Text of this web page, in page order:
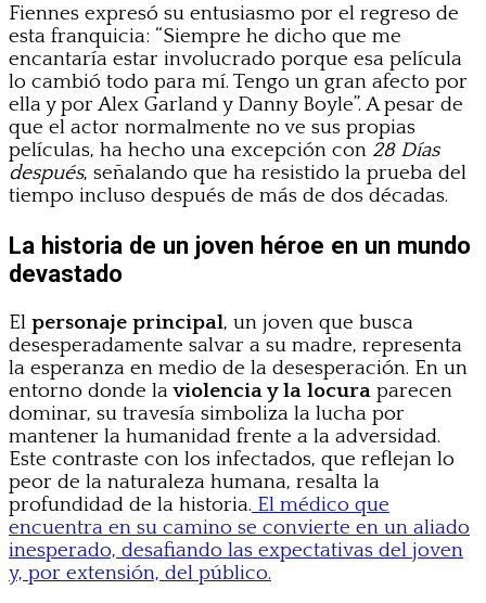
Fiennes expresó su entusiasmo por el regreso de
esta franquicia: “Siempre he dicho que me
encantaría estar involucrado porque esa película
lo cambió todo para mí. Tengo un gran afecto por
ella y por Alex Garland y Danny Boyle”. A pesar de
que el actor normalmente no ve sus propias
películas, ha hecho una excepción con 28 Días
después, señalando que ha resistido la prueba del
tiempo incluso después de más de dos décadas.
La historia de un joven héroe en un mundo
devastado
El personaje principal, un joven que busca
desesperadamente salvar a su madre, representa
la esperanza en medio de la desesperación. En un
entorno donde laviolencia y la locura parecen
dominar, su travesía simboliza la lucha por
mantener la humanidad frente a la adversidad.
Este contraste con los infectados, que reflejan lo
peor de la naturaleza humana, resalta la
profundidad de la historia. El médico que
encuentra en su camino se convierte en un aliado
inesperado, desafiando las expectativas del joven
y, por extensión, del público.